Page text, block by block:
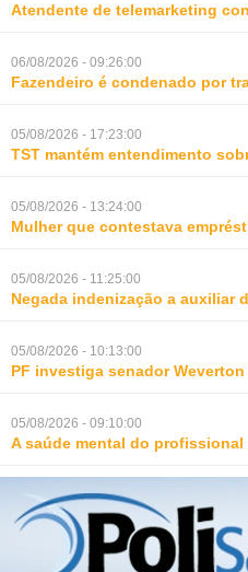
Atendente de telemarketing
06/08/2026 - 09:26:00
Fazendeiro é condenado por
05/08/2026 - 17:23:00
TST mantém entendimento
05/08/2026 - 13:24:00
Mulher que contestava
05/08/2026 - 11:25:00
Negada indenização a auxiliar
05/08/2026 - 10:13:00
PF investiga senador
05/08/2026 - 09:10:00
A saúde mental do